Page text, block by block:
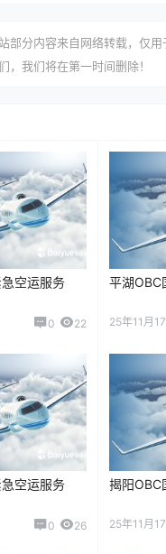
部分内容来自网络转载，仅
，我们将在第一时间删除！
空运服务
0 22
平湖OBC
25年11月
空运服务
0 26
揭阳OBC
25年11月